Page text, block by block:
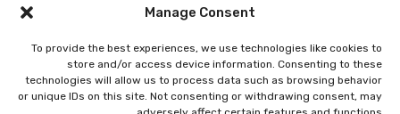
Manage Consent
To provide the best experiences, we use technologies like cookies to
store and/or access device information. Consenting to these
technologies will allow us to process data such as browsing behavior
or unique IDs on this site. Not consenting or withdrawing consent, may